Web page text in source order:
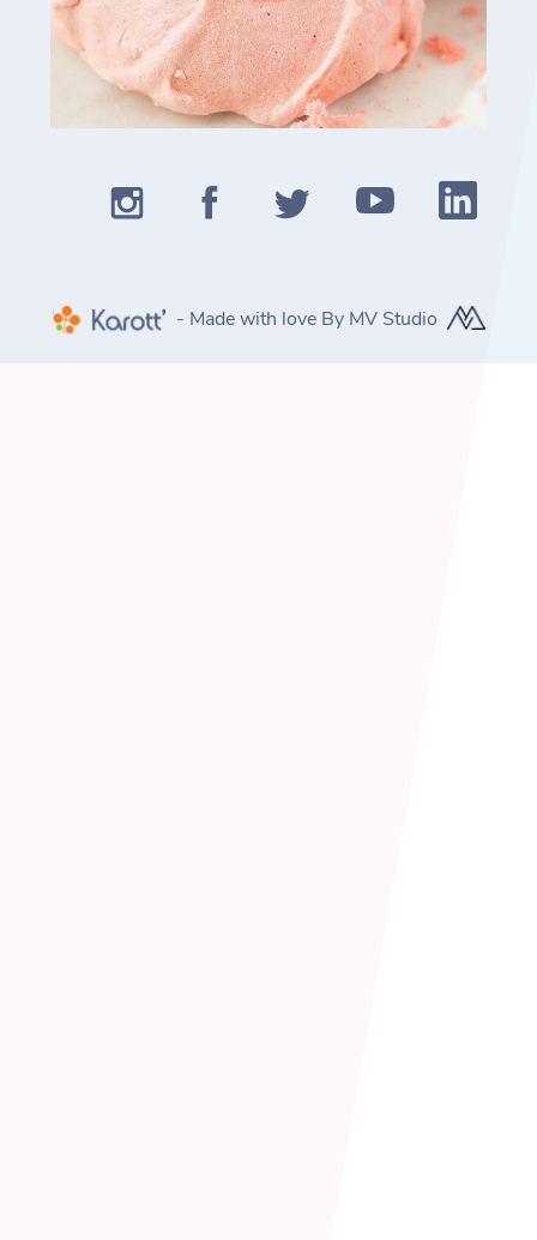
- Made with love By MV Studio